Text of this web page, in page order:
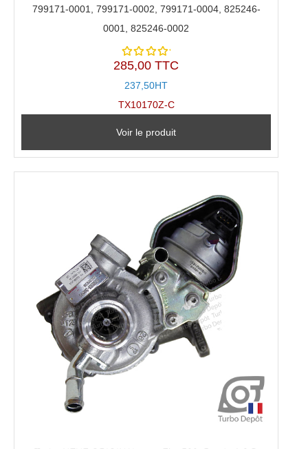
799171-0001, 799171-0002, 799171-0004, 825246-
0001, 825246-0002
Note
5
285,00 TTC
237,50HT
TX10170Z-C
Voir le produit